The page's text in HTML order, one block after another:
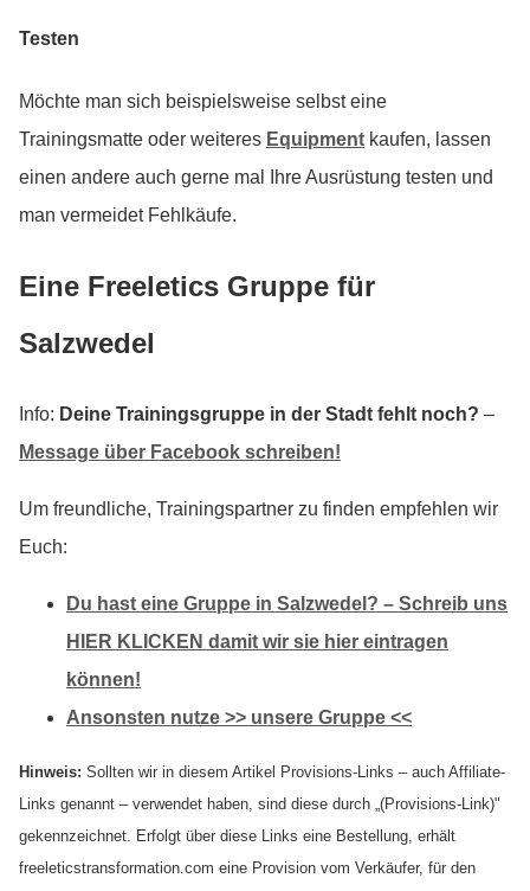
Testen
Möchte man sich beispielsweise selbst eine
Trainingsmatte oder weiteres Equipment kaufen, lassen
einen andere auch gerne mal Ihre Ausrüstung testen und
man vermeidet Fehlkäufe.
Eine Freeletics Gruppe für
Salzwedel
Info: Deine Trainingsgruppe in der Stadt fehlt noch? –
Message über Facebook schreiben!
Um freundliche, Trainingspartner zu finden empfehlen wir
Euch:
Du hast eine Gruppe in Salzwedel? – Schreib uns
HIER KLICKEN damit wir sie hier eintragen
können!
Ansonsten nutze >> unsere Gruppe <<
Hinweis: Sollten wir in diesem Artikel Provisions-Links – auch Affiliate-
Links genannt – verwendet haben, sind diese durch „(Provisions-Link)"
gekennzeichnet. Erfolgt über diese Links eine Bestellung, erhält
freeleticstransformation.com eine Provision vom Verkäufer, für den